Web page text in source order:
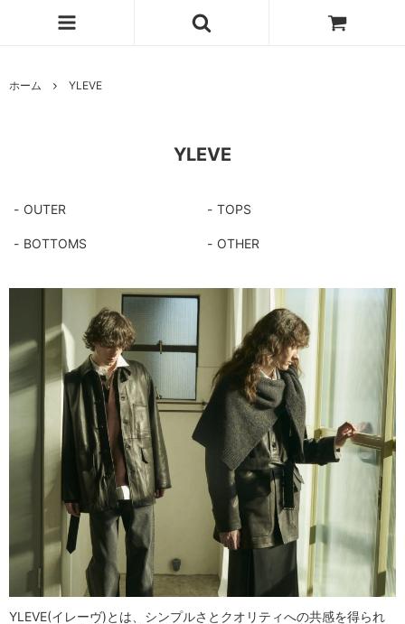
ホーム YLEVE
YLEVE
OUTER TOPS
BOTTOMS OTHER
YLEVE(イレーヴ)とは、シンプルさとクオリティへの共感を得られ